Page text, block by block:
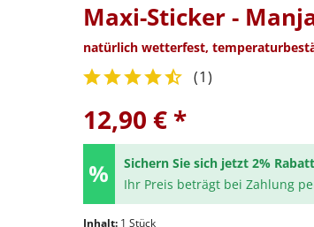
Maxi-Sticker -
natürlich wetterfest,
(1)
12,90 € *
Sichern Sie sich jetzt 2%
Ihr Preis beträgt bei Zahlung
Inhalt: 1 Stück